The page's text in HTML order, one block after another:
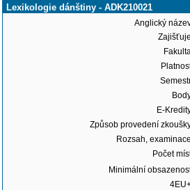
Lexikologie dánštiny - ADK210021
Anglický
E-
Způsob provedení
Rozsah,
Počet
Minimální